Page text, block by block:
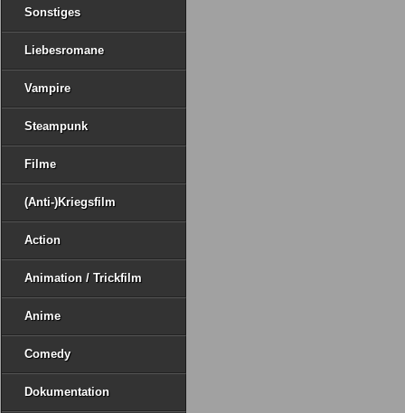
Sonstiges
Liebesromane
Vampire
Steampunk
Filme
(Anti-)Kriegsfilm
Action
Animation / Trickfilm
Anime
Comedy
Dokumentation